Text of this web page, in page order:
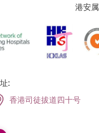
港安
:
香港司徒拔道四十号